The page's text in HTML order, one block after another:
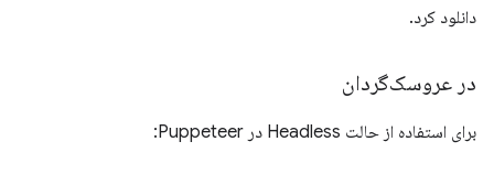
دانلود کرد.
در عروسک‌گردان
برای استفاده از حالت Headless در Puppeteer: